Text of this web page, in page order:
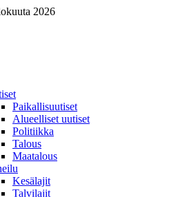
2026
Paikallisuutiset
Alueelliset uutiset
Politiikka
Talous
Maatalous
Kesälajit
Talvilajit